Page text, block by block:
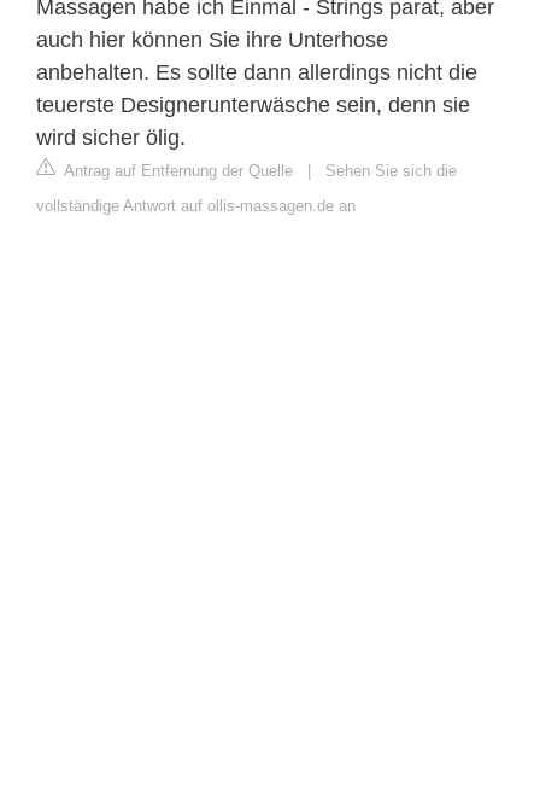
Massagen habe ich Einmal - Strings parat, aber
auch hier können Sie ihre Unterhose
anbehalten. Es sollte dann allerdings nicht die
teuerste Designerunterwäsche sein, denn sie
wird sicher ölig.
Antrag auf Entfernung der Quelle | Sehen Sie sich die
vollständige Antwort auf ollis-massagen.de an